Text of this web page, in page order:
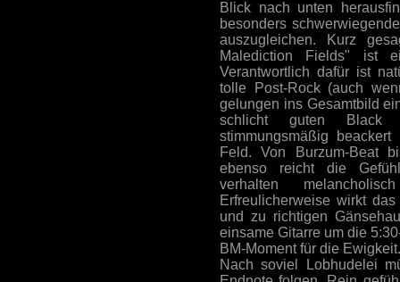
Blick nach unten
besonders
auszugleichen. Kurz
Malediction Fields" ist
Verantwortlich dafür ist
tolle Post-Rock (auch
gelungen ins Gesamtbild
schlicht guten Black
stimmungsmäßig
Feld. Von Burzum-Beat
ebenso reicht die
verhalten
Erfreulicherweise wirkt
und zu richtigen
einsame Gitarre um die
BM-Moment für die Ewigkeit.
Nach soviel Lobhudelei